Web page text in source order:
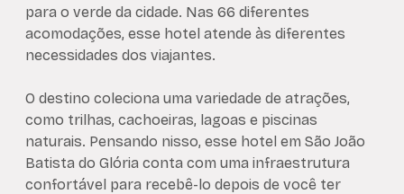
para o verde da cidade. Nas 66 diferentes
acomodações, esse hotel atende às diferentes
necessidades dos viajantes.
O destino coleciona uma variedade de atrações,
como trilhas, cachoeiras, lagoas e piscinas
naturais. Pensando nisso, esse hotel em São João
Batista do Glória conta com uma infraestrutura
confortável para recebê-lo depois de você ter